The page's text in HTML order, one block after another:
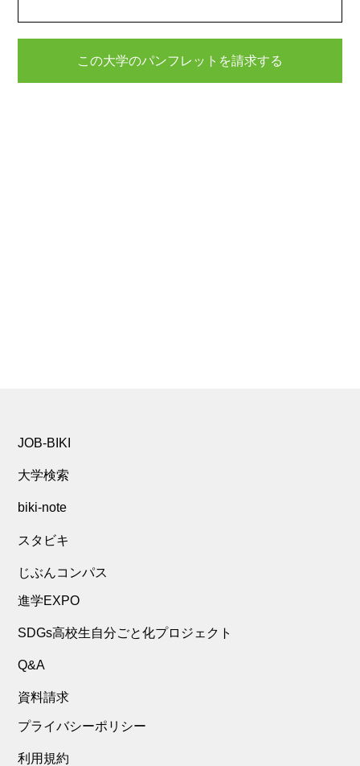
この大学のパンフレットを請求する
JOB-BIKI
大学検索
biki-note
スタビキ
じぶんコンパス
進学EXPO
SDGs高校生自分ごと化プロジェクト
Q&A
資料請求
プライバシーポリシー
利用規約